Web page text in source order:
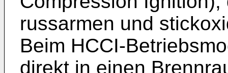
russarmen und
Beim HCCI-
direkt in einen